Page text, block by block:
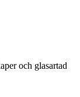
och glasartad